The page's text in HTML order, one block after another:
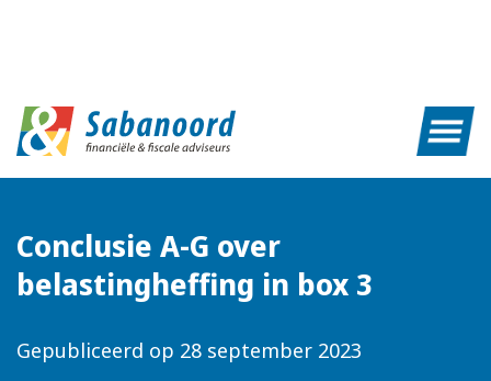
Conclusie A-G over
belastingheffing in box 3
Gepubliceerd op 28 september 2023